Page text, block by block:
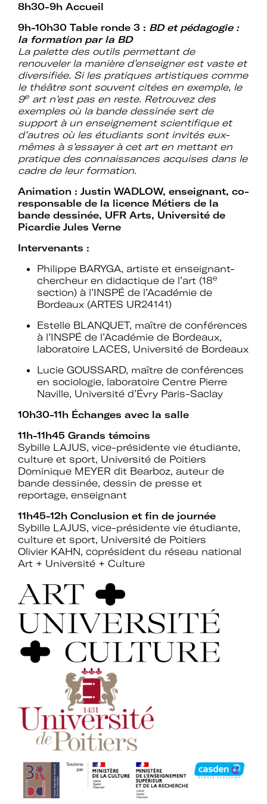
8h30-9h Accueil
9h-10h30 Table ronde 3 : BD et pédagogie :
la formation par la BD
La palette des outils permettant de
renouveler la manière d’enseigner est vaste et
diversifiée. Si les pratiques artistiques comme
le théâtre sont souvent citées en exemple, le
9e art n’est pas en reste. Retrouvez des
exemples où la bande dessinée sert de
support à un enseignement scientifique et
d’autres où les étudiants sont invités eux-
mêmes à s’essayer à cet art en mettant en
pratique des connaissances acquises dans le
cadre de leur formation.
Animation : Justin WADLOW, enseignant, co-
responsable de la licence Métiers de la
bande dessinée, UFR Arts, Université de
Picardie Jules Verne
Intervenants :
Philippe BARYGA, artiste et enseignant-
chercheur en didactique de l’art (18e
section) à l’INSPÉ de l’Académie de
Bordeaux (ARTES UR24141)
Estelle BLANQUET, maître de conférences
à l’INSPÉ de l’Académie de Bordeaux,
laboratoire LACES, Université de Bordeaux
Lucie GOUSSARD, maître de conférences
en sociologie, laboratoire Centre Pierre
Naville, Université d’Évry Paris-Saclay
10h30-11h Échanges avec la salle
11h-11h45 Grands témoins
Sybille LAJUS, vice-présidente vie étudiante,
culture et sport, Université de Poitiers
Dominique MEYER dit Bearboz, auteur de
bande dessinée, dessin de presse et
reportage, enseignant
11h45-12h Conclusion et fin de journée
Sybille LAJUS, vice-présidente vie étudiante,
culture et sport, Université de Poitiers
Olivier KAHN, coprésident du réseau national
Art + Université + Culture